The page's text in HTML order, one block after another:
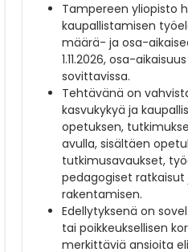
Tampereen yliopisto
kaupallistamisen
määrä- ja osa-
1.11.2026, osa-
sovittavissa.
Tehtävänä on
kasvukykyä ja
opetuksen,
avulla, sisältäen
tutkimusavaukset,
pedagogiset ratkaisut
rakentamisen.
Edellytyksenä on
tai poikkeuksellisen
merkittäviä ansioita